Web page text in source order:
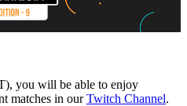
you will be able to enjoy
matches in ourTwitch Channel.